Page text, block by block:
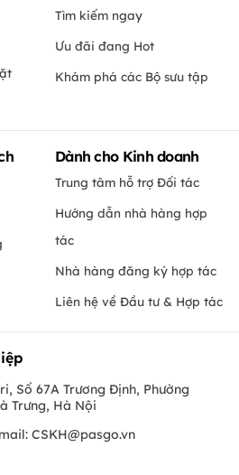
Tìm kiếm ngay
Ưu đãi đang Hot
Khám phá các Bộ sưu tập
Dành cho Kinh doanh
Trung tâm hỗ trợ Đối tác
Hướng dẫn nhà hàng hợp
tác
Nhà hàng đăng ký hợp tác
Liên hệ về Đầu tư & Hợp tác
Số 67A Trương Định, Phường
Trưng, Hà Nội
CSKH@pasgo.vn